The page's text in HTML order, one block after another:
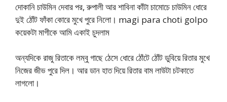
দোকানি চাউমিন দেবার পর, রুপালী আর শাবিনা কাঁটা চামোচে চাউমিন ধোরে
দুই ঠোঁট ফাঁকা কোরে মুখে পুরে নিলো। magi para choti golpo
কয়েকটা মাগীকে আমি একাই চুদলাম
অন্যদিকে রাজু রিতাকে লম্বু গাছে ঠেসে ধোরে ঠোঁটে ঠোঁট ডুবিয়ে রিতার মুখে
নিজের জীভ পুরে দিল। আর ডান হাত দিয়ে রিতার বাম লাউটা চটকাতে
লাগলো।